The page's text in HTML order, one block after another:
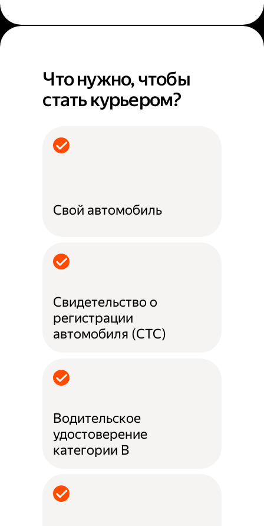
Что нужно, чтобы
стать курьером?
Свой автомобиль
Свидетельство о
регистрации
автомобиля (СТС)
Водительское
удостоверение
категории B